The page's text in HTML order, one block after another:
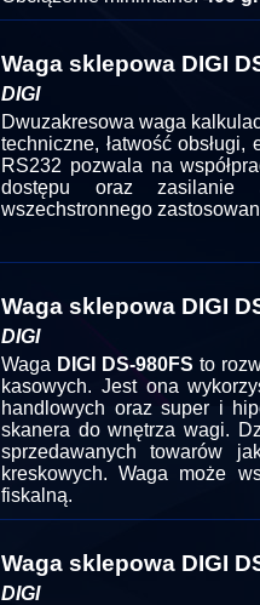
Waga sklepowa DIGI
DIGI
Dwuzakresowa waga
techniczne, łatwość
RS232 pozwala na
dostępu oraz zasilanie
wszechstronnego
Waga sklepowa DIGI
DIGI
Waga DIGI DS-980FS to
kasowych. Jest ona
handlowych oraz super i
skanera do wnętrza wagi.
sprzedawanych towarów
kreskowych. Waga może
fiskalną.
Waga sklepowa DIGI
DIGI